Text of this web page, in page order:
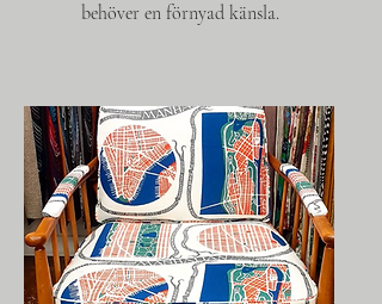
behöver en förnyad känsla.